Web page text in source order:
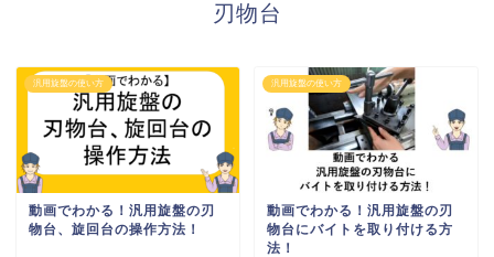
刃物台
汎用旋盤の使い方
動画でわかる！汎用旋盤の刃
物台、旋回台の操作方法！
汎用旋盤の使い方
動画でわかる！汎用旋盤の刃
物台にバイトを取り付ける方
法！